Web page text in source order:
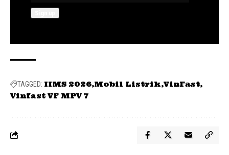
TAGGED: IIMS 2026 Mobil Listrik VinFast
Vinfast VF MPV 7